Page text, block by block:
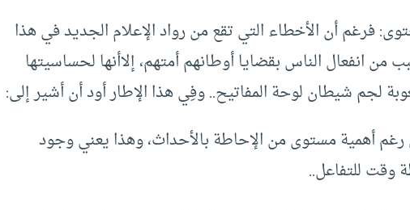
فرغم أن الأخطاء التي تقع من رواد الإعلام الجديد في هذا
انفعال الناس بقضايا أوطانهم أمتهم، إلاأنها لحساسيتها
لجم شيطان لوحة المفاتيح.. وفِي هذا الإطار أود أن أشير إلى:
أهمية مستوى من الإحاطة بالأحداث، وهذا يعني وجود
وقت للتفاعل..